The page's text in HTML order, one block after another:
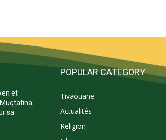
et
sa
POPULAR CATEGORY
Tivaouane
Actualités
Religion